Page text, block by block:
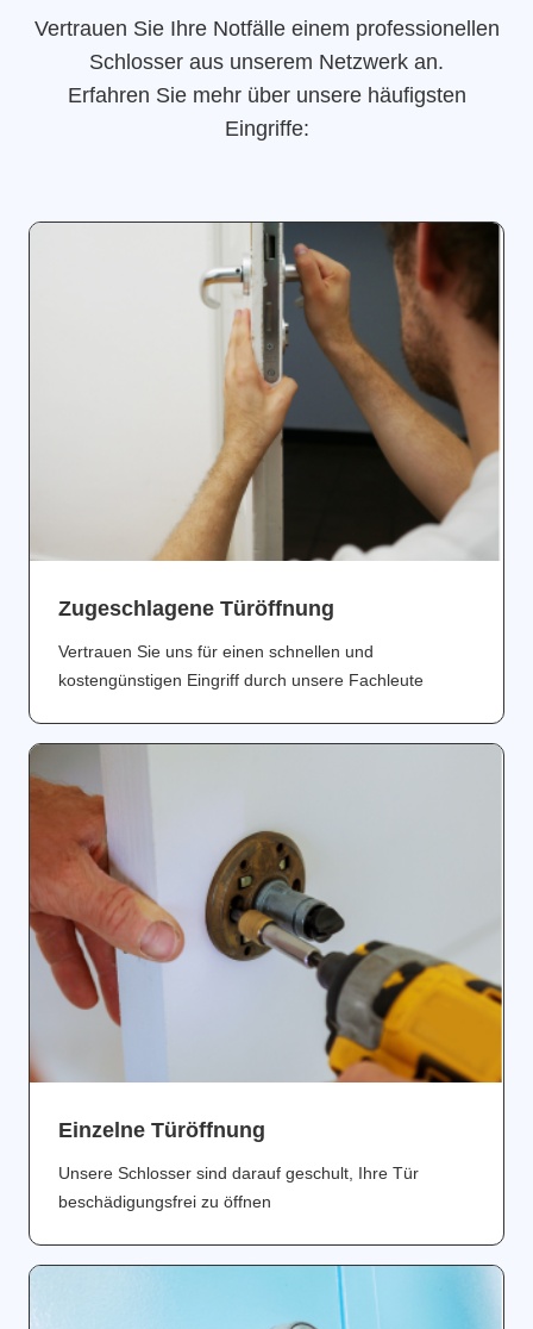
Vertrauen Sie Ihre Notfälle einem professionellen
Schlosser aus unserem Netzwerk an.
Erfahren Sie mehr über unsere häufigsten
Eingriffe:
Zugeschlagene Türöffnung
Vertrauen Sie uns für einen schnellen und
kostengünstigen Eingriff durch unsere Fachleute
Einzelne Türöffnung
Unsere Schlosser sind darauf geschult, Ihre Tür
beschädigungsfrei zu öffnen